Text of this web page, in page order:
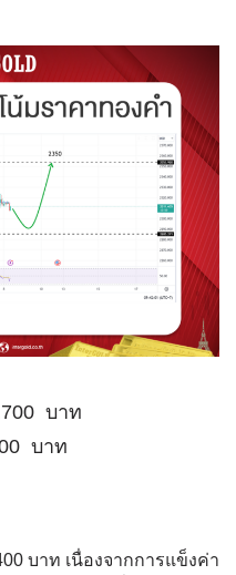
บาท
บาท
บาท เนื่องจากการแข็งค่า